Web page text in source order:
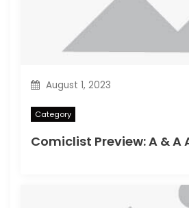
August 1, 2023
Category